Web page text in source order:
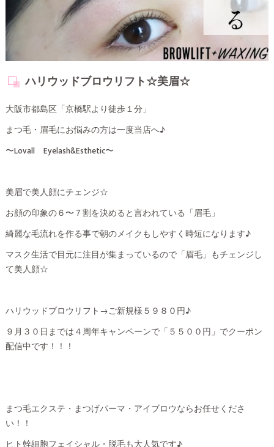
ハリウッドブロウリフト☆美眉☆
大阪市都島区「京橋駅より徒歩１分」
まつ毛・眉毛にお悩みの方は一度当店へ♪
〜Lovall Eyelash&Esthetic〜
美眉で美人顔にチェンジ☆
お顔の印象の６〜７割を決めると言われている「眉毛」
綺麗な毛流れを作る事で朝のメイクもしやすく時短になります♪
マスク生活で目元に注目が集まっているので「眉毛」もチェンジし
て美人顔☆
ハリウッドブロウリフト→ご新規様５９８０円♪
９月３０日までは４周年キャンペーンで「５５００円」でクーポン
配信中です！！！
まつ毛エクステ・まつげパーマ・アイブロウならお任せくださ
い！！